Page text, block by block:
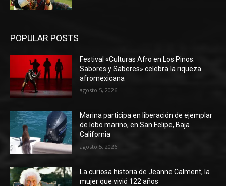
POPULAR POSTS
Festival «Culturas Afro en Los Pinos:
Sabores y Saberes» celebra la riqueza
afromexicana
agosto 5, 2026
Marina participa en liberación de ejemplar
de lobo marino, en San Felipe, Baja
California
agosto 5, 2026
La curiosa historia de Jeanne Calment, la
mujer que vivió 122 años